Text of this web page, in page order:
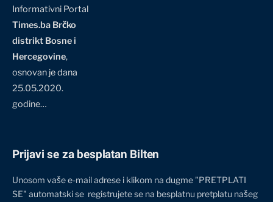
Informativni Portal
Times.ba Brčko
distrikt Bosne i
Hercegovine,
osnovan je dana
25.05.2020.
godine…
Prijavi se za besplatan Bilten
Unosom vaše e-mail adrese i klikom na dugme "PRETPLATI
SE" automatski se registrujete se na besplatnu pretplatu našeg